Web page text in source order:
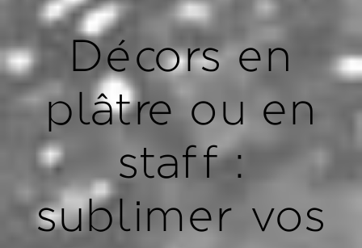
Décors en
plâtre ou en
staff :
sublimer vos